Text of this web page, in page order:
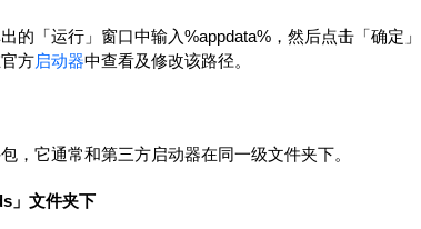
的「运行」窗口中输入%appdata%，然后点击「确定
方启动器中查看及修改该路径。
，它通常和第三方启动器在同一级文件夹下。
」文件夹下